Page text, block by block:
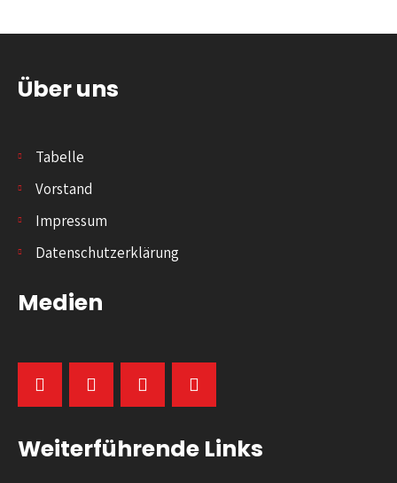
Über uns
Tabelle
Vorstand
Impressum
Datenschutzerklärung
Medien
Weiterführende Links